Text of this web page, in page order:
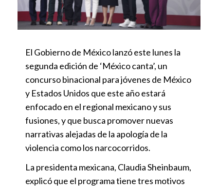
El Gobierno de México lanzó este lunes la
segunda edición de ‘México canta’, un
concurso binacional para jóvenes de México
y Estados Unidos que este año estará
enfocado en el regional mexicano y sus
fusiones, y que busca promover nuevas
narrativas alejadas de la apología de la
violencia como los narcocorridos.
La presidenta mexicana, Claudia Sheinbaum,
explicó que el programa tiene tres motivos